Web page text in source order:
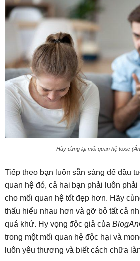
Hãy dừng lại mối quan hệ toxic
Tiếp theo bạn luôn sẵn sàng để đầu
quan hệ đó, cả hai bạn phải luôn phải
cho mối quan hệ tốt đẹp hơn. Hãy
thấu hiểu nhau hơn và gỡ bỏ tất cả
quá khứ. Hy vọng độc giả của
trong một mối quan hệ độc hại và
luôn yêu thương và biết cách chữa